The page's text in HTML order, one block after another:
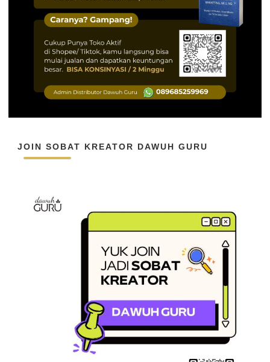
JOIN SOBAT KREATOR DAWUH GURU